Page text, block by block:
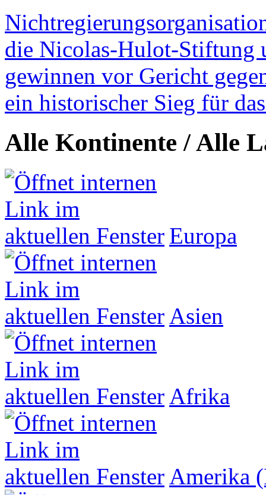
die Nicolas-Hulot-Stiftung
gewinnen vor Gericht
ein historischer Sieg für
Alle Kontinente / Alle
Europa
Asien
Afrika
Amerika